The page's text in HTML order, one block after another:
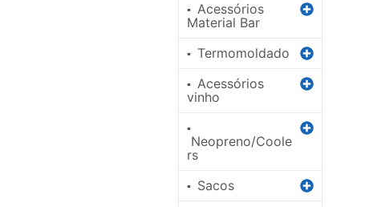
▪ Acessórios
Material Bar
▪ Termomoldado
▪ Acessórios
vinho
▪
Neopreno/Coole
rs
▪ Sacos